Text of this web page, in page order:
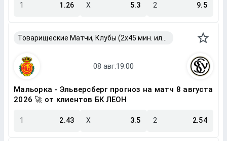
1 1.26 X 5.3 2 9.5
Мальорка - Эльверсберг прогноз на матч 8 августа
2026 🚀 от клиентов БК ЛЕОН
1 2.43 X 3.5 2 2.54